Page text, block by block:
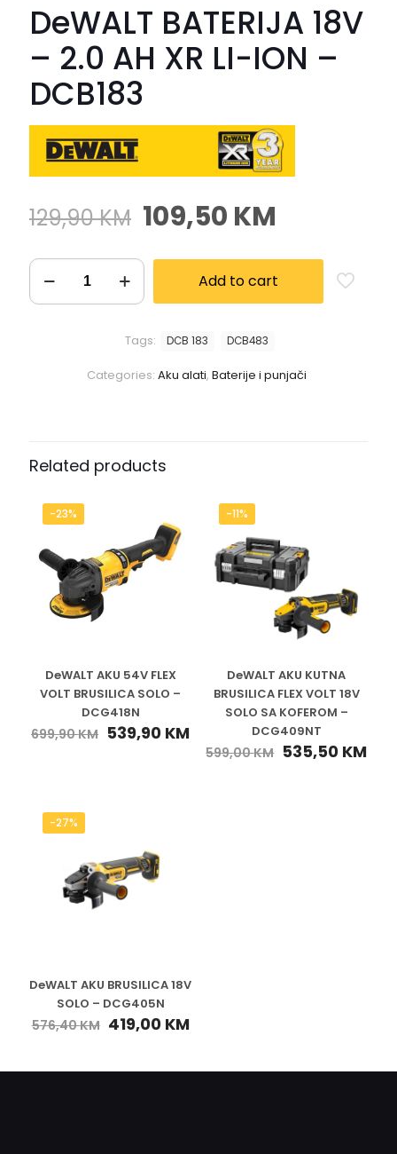
DeWALT BATERIJA 18V
– 2.0 AH XR LI-ION –
DCB183
129,90KM 109,50 KM
Add to cart
Categories: Aku alati, Baterije i punjači
Tags: DCB 183 DCB483
Related products
-23%
DeWALT AKU 54V FLEX
VOLT BRUSILICA SOLO –
DCG418N
699,90KM 539,90 KM
-11%
DeWALT AKU KUTNA
BRUSILICA FLEX VOLT 18V
SOLO SA KOFEROM –
DCG409NT
599,00KM 535,50 KM
-27%
DeWALT AKU BRUSILICA 18V
SOLO – DCG405N
576,40KM 419,00 KM